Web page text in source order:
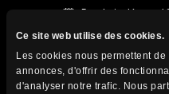
Ce site web utilise des cookies.
Les cookies nous permettent
annonces, d'offrir des
d'analyser notre trafic. Nous
Prochain départ :